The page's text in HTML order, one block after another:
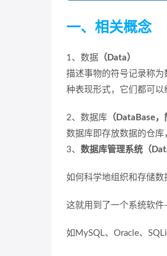
一、相关概念
1、数据 （Data）
描述事物的符号记录称
种表现形式，它们都可以
2、数据库 （DataBase，
数据库即存放数据的仓库
3、 数据库管理系统（
如何科学地组织和存储
这就用到了一个系统软
如MySQL、Oracle、